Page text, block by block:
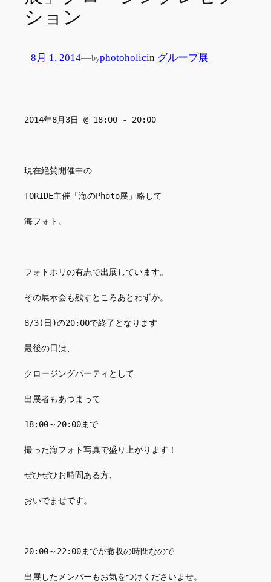
ション
8月 1, 2014—byphotoholicin グループ展
2014年8月3日 @ 18:00 - 20:00
現在絶賛開催中の
TORIDE主催「海のPhoto展」略して
海フォト。
フォトホリの有志で出展しています。
その展示会も残すところあとわずか。
8/3(日)の20:00で終了となります
最後の日は、
クロージングパーティとして
出展者もあつまって
18:00～20:00まで
撮った海フォト写真で盛り上がります！
ぜひぜひお時間ある方、
おいでませです。
20:00～22:00までが撤収の時間なので
出展したメンバーもお気をつけくださいませ。